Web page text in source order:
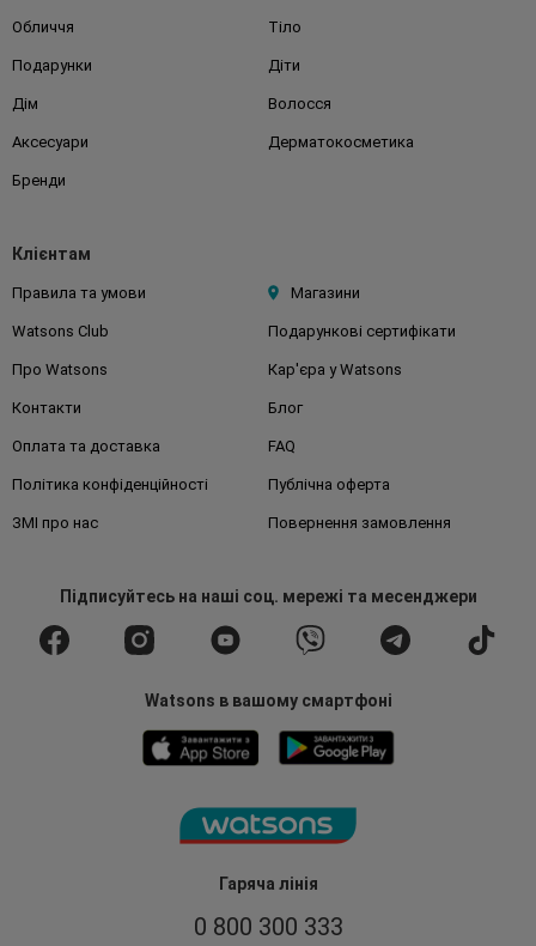
Гаряча лінія
0 800 300 333
Обличчя Тіло
Подарунки Діти
Дім Волосся
Аксесуари Дерматокосметика
Бренди
Клієнтам
Правила та умови Магазини
Watsons Club Подарункові сертифікати
Про Watsons Кар'єра у Watsons
Контакти Блог
Оплата та доставка FAQ
Політика конфіденційності Публічна оферта
ЗМІ про нас Повернення замовлення
Підписуйтесьна наші соц. мережі та месенджери
Watsons в вашому смартфоні